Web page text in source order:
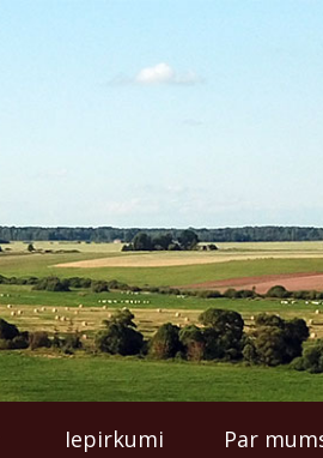
Iepirkumi Par